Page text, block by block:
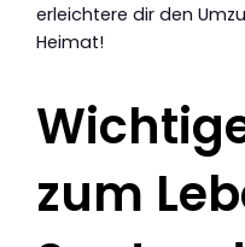
erleichtere dir den
Heimat!
zum